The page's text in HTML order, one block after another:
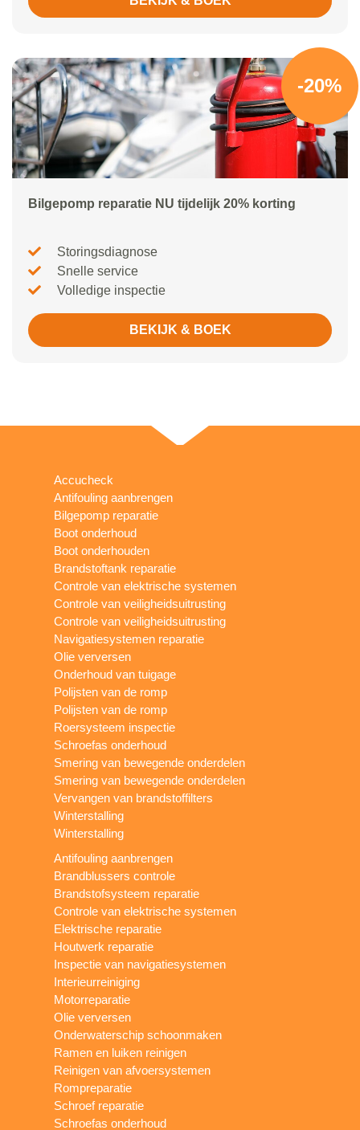
-20%
Bilgepomp reparatie NU tijdelijk 20% korting
Storingsdiagnose
Snelle service
Volledige inspectie
BEKIJK & BOEK
Accucheck
Antifouling aanbrengen
Bilgepomp reparatie
Boot onderhoud
Boot onderhouden
Brandstoftank reparatie
Controle van elektrische systemen
Controle van veiligheidsuitrusting
Controle van veiligheidsuitrusting
Navigatiesystemen reparatie
Olie verversen
Onderhoud van tuigage
Polijsten van de romp
Polijsten van de romp
Roersysteem inspectie
Schroefas onderhoud
Smering van bewegende onderdelen
Smering van bewegende onderdelen
Vervangen van brandstoffilters
Winterstalling
Winterstalling
Antifouling aanbrengen
Brandblussers controle
Brandstofsysteem reparatie
Controle van elektrische systemen
Elektrische reparatie
Houtwerk reparatie
Inspectie van navigatiesystemen
Interieurreiniging
Motorreparatie
Olie verversen
Onderwaterschip schoonmaken
Ramen en luiken reinigen
Reinigen van afvoersystemen
Rompreparatie
Schroef reparatie
Schroefas onderhoud